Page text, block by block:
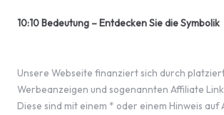
10:10 Bedeutung – Entdecken Sie die Symbolik
Unsere Webseite finanziert sich durch
Werbeanzeigen und sogenannten Affiliate
Diese sind mit einem * oder einem Hinweis auf